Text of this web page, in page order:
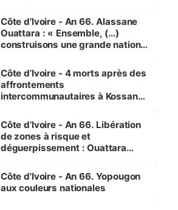
enfants
Côte d’Ivoire - An 66. Alassane
Ouattara : « Ensemble, (…)
construisons une grande nation
générations futures »
Côte d’Ivoire - 4 morts après des
affrontements
intercommunautaires à Kossandji
milieu des sinistrés
Côte d’Ivoire - An 66. Libération
de zones à risque et
déguerpissement : Ouattara
l'Etat de droit pour préserver les
vies humaines »
Côte d'Ivoire - An 66. Yopougon
aux couleurs nationales